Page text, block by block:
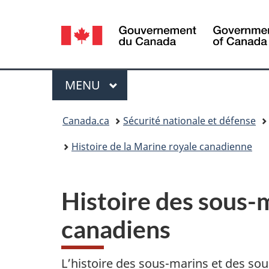
Sélection
de
la
langue
Menu
MENU PRINCIPAL
Canada.ca Sécurité nationale et défense
Histoire de la Marine royale canadienne
Histoire des sous-
canadiens
L’histoire des sous-marins et des